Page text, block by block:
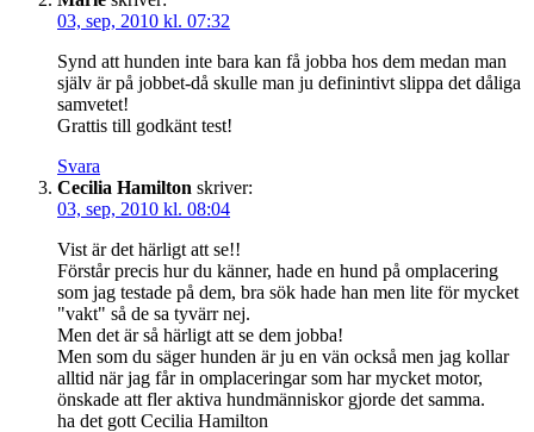
03, sep, 2010 kl. 07:32
Synd att hunden inte bara kan få jobba hos dem medan man
själv är på jobbet-då skulle man ju definintivt slippa det dåliga
samvetet!
Grattis till godkänt test!
Svara
Cecilia Hamilton skriver:
03, sep, 2010 kl. 08:04
Vist är det härligt att se!!
Förstår precis hur du känner, hade en hund på omplacering
som jag testade på dem, bra sök hade han men lite för mycket
"vakt" så de sa tyvärr nej.
Men det är så härligt att se dem jobba!
Men som du säger hunden är ju en vän också men jag kollar
alltid när jag får in omplaceringar som har mycket motor,
önskade att fler aktiva hundmänniskor gjorde det samma.
ha det gott Cecilia Hamilton